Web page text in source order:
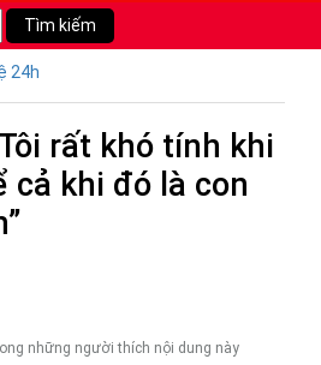
24h
rất khó tính khi
cả khi đó là con
những người thích nội dung này